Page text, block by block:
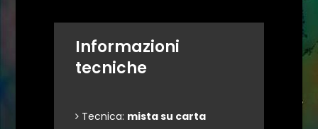
Informazioni
tecniche
Tecnica: mista su carta